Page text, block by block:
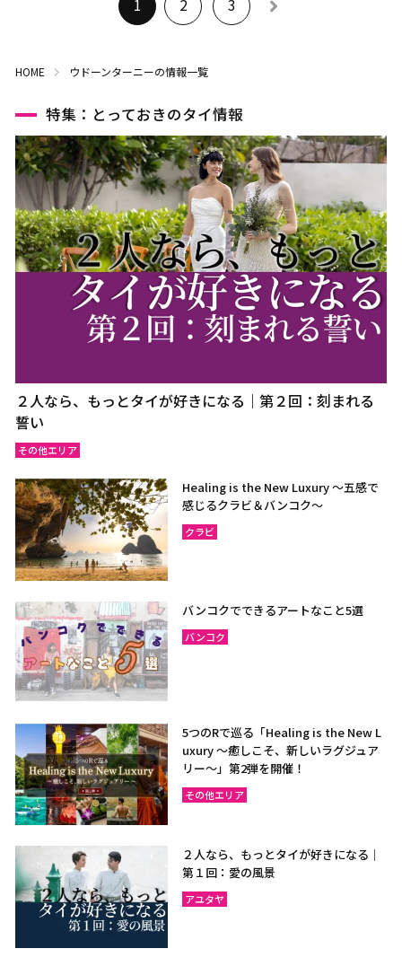
HOME ウドーンターニーの情報一覧
特集：とっておきのタイ情報
２人なら、もっとタイが好きになる｜第２回：刻まれる
誓い
その他エリア
Healing is the New Luxury ～五感で
感じるクラビ＆バンコク～
クラビ
バンコクでできるアートなこと5選
バンコク
5つのRで巡る「Healing is the New L
uxury ～癒しこそ、新しいラグジュア
リー〜」第2弾を開催！
その他エリア
２人なら、もっとタイが好きになる｜
第１回：愛の風景
アユタヤ